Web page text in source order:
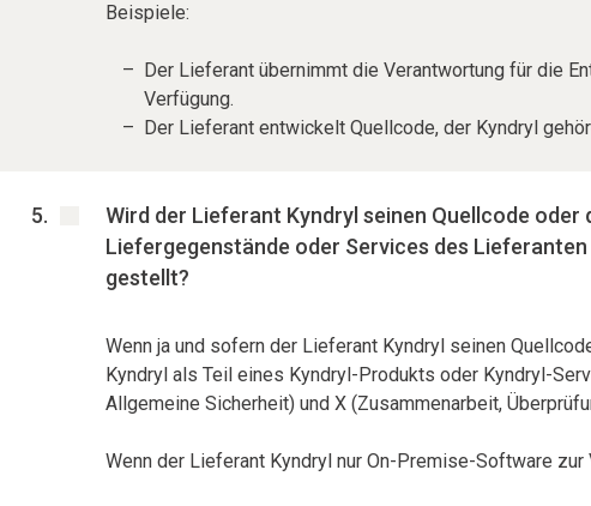
Beispiele:
Der Lieferant übernimmt die Verantwortung für die
Verfügung.
Der Lieferant entwickelt Quellcode, der Kyndryl
Wird der Lieferant Kyndryl seinen Quellcode
Liefergegenstände oder Services des
gestellt?
Wenn ja und sofern der Lieferant Kyndryl seinen
Kyndryl als Teil eines Kyndryl-Produkts oder Kyndryl-
Allgemeine Sicherheit) und X (Zusammenarbeit,
Wenn der Lieferant Kyndryl nur On-Premise-Software